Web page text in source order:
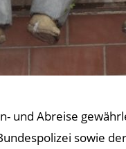
und Abreise
sowie